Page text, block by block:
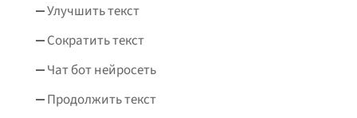
Улучшить текст
Сократить текст
Чат бот нейросеть
Продолжить текст